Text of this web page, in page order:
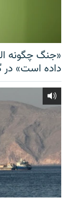
«جنگ چگونه
داده است» در